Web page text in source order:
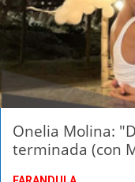
Onelia Molina:
terminada (con